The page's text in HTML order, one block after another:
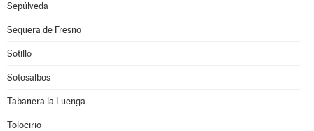
Sepúlveda
Sequera de Fresno
Sotillo
Sotosalbos
Tabanera la Luenga
Tolocirio